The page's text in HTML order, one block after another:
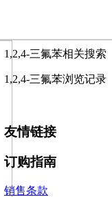
1,2,4-三氟苯相关搜索
1,2,4-三氟苯浏览记录
友情链接
订购指南
销售条款